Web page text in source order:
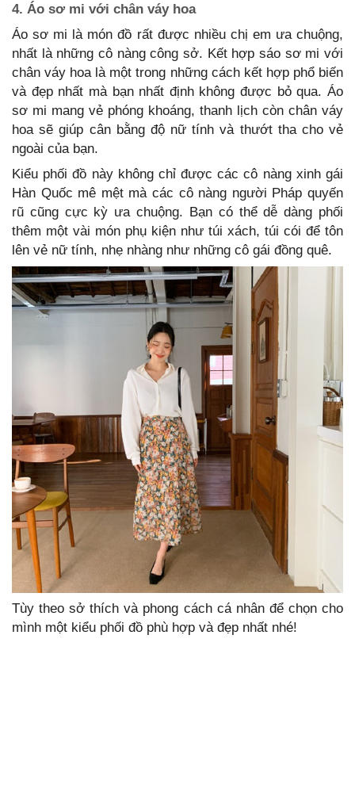
4. Áo sơ mi với chân váy hoa
Áo sơ mi là món đồ rất được nhiều chị em ưa chuộng,
nhất là những cô nàng công sở. Kết hợp sáo sơ mi với
chân váy hoa là một trong những cách kết hợp phổ biến
và đẹp nhất mà bạn nhất định không được bỏ qua. Áo
sơ mi mang vẻ phóng khoáng, thanh lịch còn chân váy
hoa sẽ giúp cân bằng độ nữ tính và thướt tha cho vẻ
ngoài của bạn.
Kiểu phối đồ này không chỉ được các cô nàng xinh gái
Hàn Quốc mê mệt mà các cô nàng người Pháp quyến
rũ cũng cực kỳ ưa chuộng. Bạn có thể dễ dàng phối
thêm một vài món phụ kiện như túi xách, túi cói để tôn
lên vẻ nữ tính, nhẹ nhàng như những cô gái đồng quê.
Tùy theo sở thích và phong cách cá nhân để chọn cho
mình một kiểu phối đồ phù hợp và đẹp nhất nhé!